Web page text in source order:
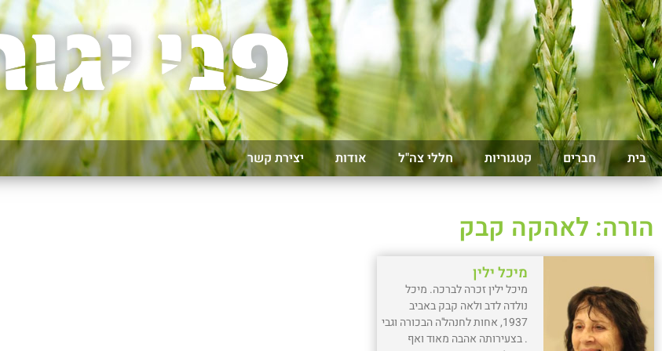
בית חברים קטגוריות חללי צה"ל אודות יצירת קשר
הורה: לאהקה קבק
מיכל ילין
מיכל ילין זכרה לברכה. מיכל
נולדה לדב ולאה קבק באביב
1937, אחות לחנהל'ה הבכורה וגבי
. בצעירותה אהבה מאוד ואף